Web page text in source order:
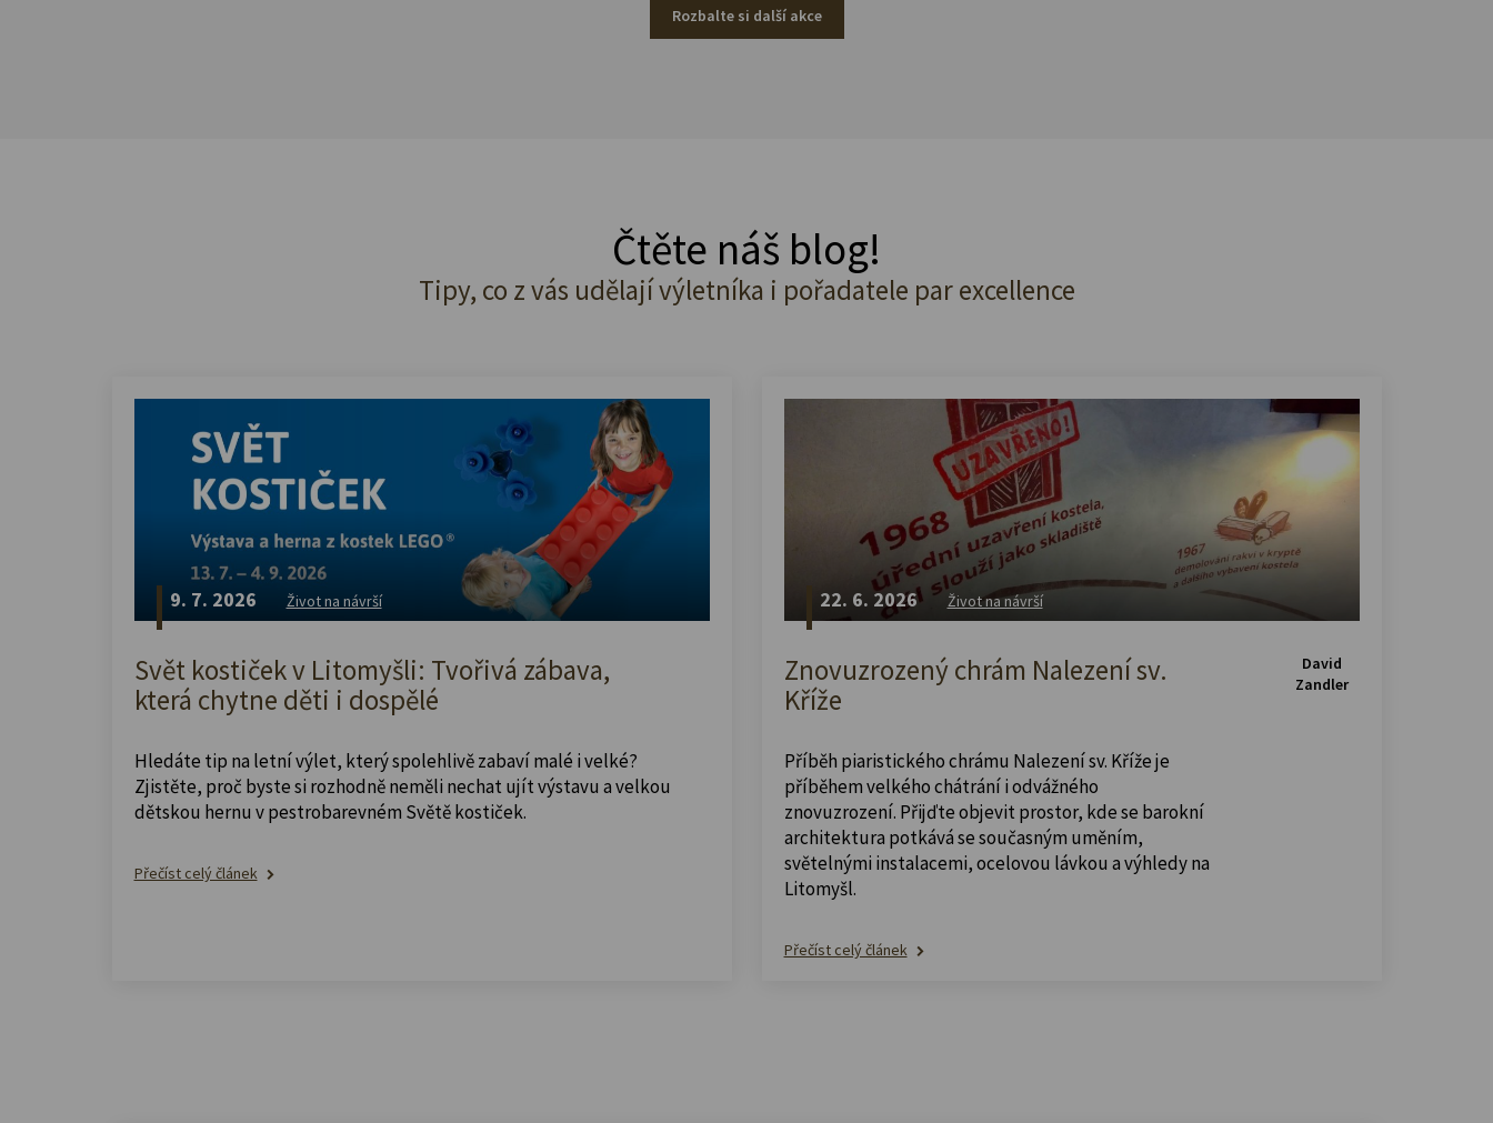
Rozbalte si další akce
Čtěte náš blog!
Tipy, co z vás udělají výletníka i pořadatele par excellence
9. 7. 2026 Život na návrší
Svět kostiček v Litomyšli: Tvořivá zábava,
která chytne děti i dospělé
Hledáte tip na letní výlet, který spolehlivě zabaví malé i velké?
Zjistěte, proč byste si rozhodně neměli nechat ujít výstavu a velkou
dětskou hernu v pestrobarevném Světě kostiček.
Přečíst celý článek
22. 6. 2026 Život na návrší
Znovuzrozený chrám Nalezení sv.
Kříže
Příběh piaristického chrámu Nalezení sv. Kříže je
příběhem velkého chátrání i odvážného
znovuzrození. Přijďte objevit prostor, kde se barokní
architektura potkává se současným uměním,
světelnými instalacemi, ocelovou lávkou a výhledy na
Litomyšl.
Přečíst celý článek
David
Zandler